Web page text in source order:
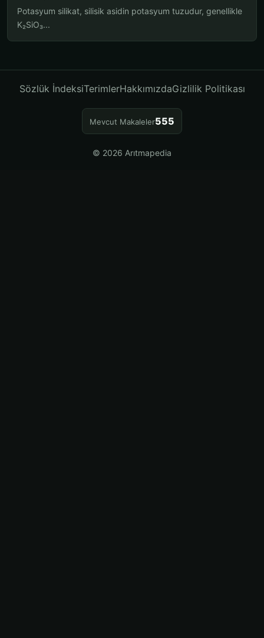
Potasyum silikat, silisik asidin potasyum tuzudur, genellikle
K₂SiO₃...
Sözlük İndeksiTerimlerHakkımızdaGizlilik Politikası
Mevcut Makaleler555
© 2026 Arıtmapedia